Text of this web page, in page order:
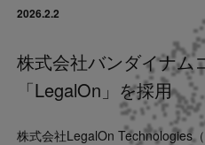
Service
News
2026.2.2
株式会社バンダイナム
「LegalOn」を採用
株式会社LegalOn Technologies